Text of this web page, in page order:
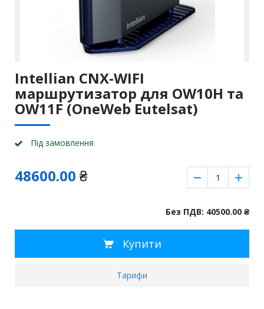
Intellian CNX-WIFI
маршрутизатор для OW10H та
OW11F (OneWeb Eutelsat)
Пiд замовлення
48600.00 ₴
Без ПДВ: 40500.00 ₴
Купити
Тарифи